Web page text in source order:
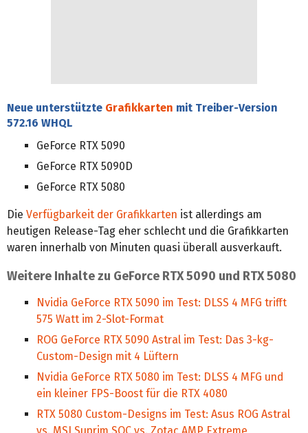
Neue unterstützte Grafikkarten mit Treiber-Version
572.16 WHQL
GeForce RTX 5090
GeForce RTX 5090D
GeForce RTX 5080
Die Verfügbarkeit der Grafikkarten ist allerdings am
heutigen Release-Tag eher schlecht und die Grafikkarten
waren innerhalb von Minuten quasi überall ausverkauft.
Weitere Inhalte zu GeForce RTX 5090 und RTX 5080
Nvidia GeForce RTX 5090 im Test: DLSS 4 MFG trifft
575 Watt im 2-Slot-Format
ROG GeForce RTX 5090 Astral im Test: Das 3-kg-
Custom-Design mit 4 Lüftern
Nvidia GeForce RTX 5080 im Test: DLSS 4 MFG und
ein kleiner FPS-Boost für die RTX 4080
RTX 5080 Custom-Designs im Test: Asus ROG Astral